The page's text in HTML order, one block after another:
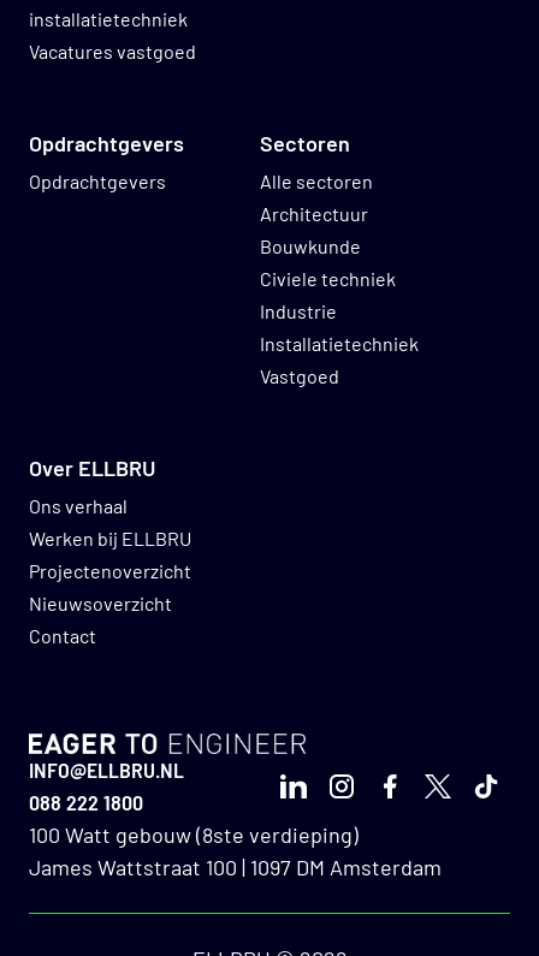
installatietechniek
Vacatures vastgoed
Sectoren
Alle sectoren
Architectuur
Bouwkunde
Civiele techniek
Industrie
Installatietechniek
Vastgoed
Opdrachtgevers
Opdrachtgevers
Over ELLBRU
Ons verhaal
Werken bij ELLBRU
Projectenoverzicht
Nieuwsoverzicht
Contact
GO TO HOMEPAGE
100 Watt gebouw (8ste verdieping)
James Wattstraat 100 | 1097 DM Amsterdam
INFO@ELLBRU.NL
088 222 1800
LinkedInInstagram
Facebook
X